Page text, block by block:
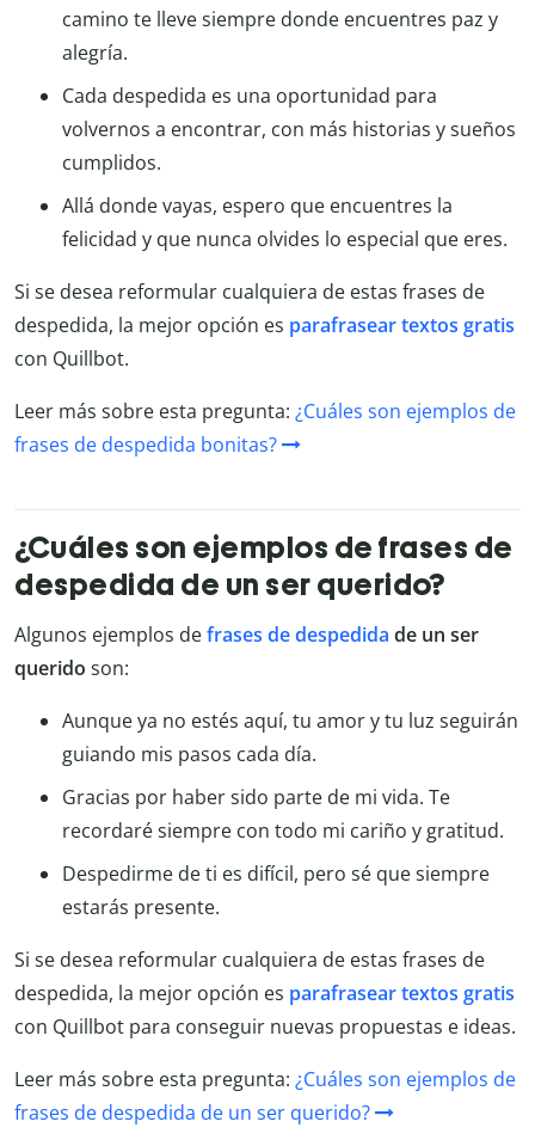
camino te lleve siempre donde encuentres paz y
alegría.
Cada despedida es una oportunidad para
volvernos a encontrar, con más historias y sueños
cumplidos.
Allá donde vayas, espero que encuentres la
felicidad y que nunca olvides lo especial que eres.
Si se desea reformular cualquiera de estas frases de
despedida, la mejor opción es parafrasear textos gratis
con Quillbot.
Leer más sobre esta pregunta: ¿Cuáles son ejemplos de
frases de despedida bonitas?
¿Cuáles son ejemplos de frases de
despedida de un ser querido?
Algunos ejemplos defrases de despedida de un ser
querido son:
Aunque ya no estés aquí, tu amor y tu luz seguirán
guiando mis pasos cada día.
Gracias por haber sido parte de mi vida. Te
recordaré siempre con todo mi cariño y gratitud.
Despedirme de ti es difícil, pero sé que siempre
estarás presente.
Si se desea reformular cualquiera de estas frases de
despedida, la mejor opción es parafrasear textos gratis
con Quillbot para conseguir nuevas propuestas e ideas.
Leer más sobre esta pregunta: ¿Cuáles son ejemplos de
frases de despedida de un ser querido?